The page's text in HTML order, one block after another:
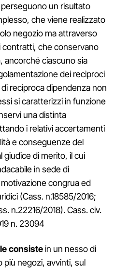
un risultato
che viene realizzato
negozio ma attraverso
contratti, che conservano
ancorché ciascuno sia
dei reciproci
reciproca dipendenza non
si caratterizzi in funzione
una distinta
i relativi accertamenti
e conseguenze del
giudice di merito, il cui
in sede di
congrua ed
(Cass. n.18585/2016;
n.22216/2018). Cass. civ.
n. 23094
consistein un nesso di
negozi, avvinti, sul